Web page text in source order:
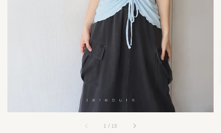
1 / 10